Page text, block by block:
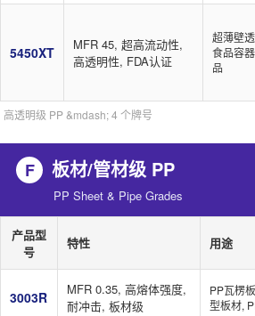
5450XT
MFR 45, 超高流动性,
高透明性, FDA认证
超薄壁
食品容
品
高透明级 PP &mdash; 4 个牌号
F 板材/管材级 PP
PP Sheet & Pipe Grades
产品型
号
特性 用途
3003R
MFR 0.35, 高熔体强度,
耐冲击, 板材级
PP瓦楞
型板材,